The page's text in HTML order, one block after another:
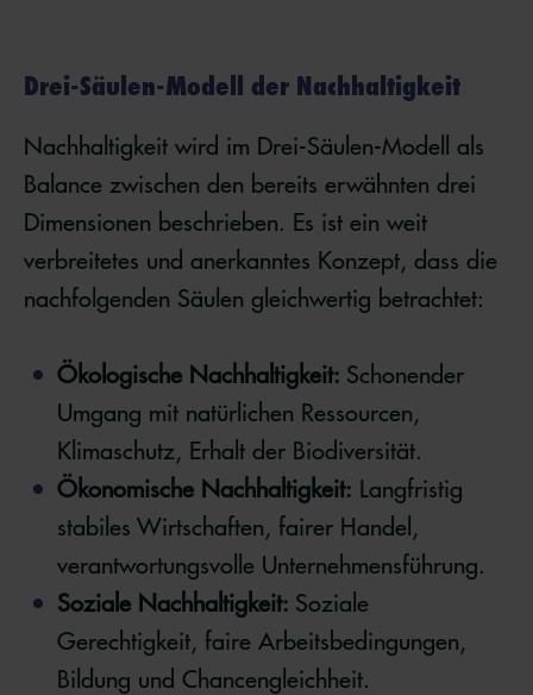
Drei-Säulen-Modell der Nachhaltigkeit
Nachhaltigkeit wird im Drei-Säulen-Modell als
Balance zwischen den bereits erwähnten drei
Dimensionen beschrieben. Es ist ein weit
verbreitetes und anerkanntes Konzept, dass die
nachfolgenden Säulen gleichwertig betrachtet:
Ökologische Nachhaltigkeit: Schonender
Umgang mit natürlichen Ressourcen,
Klimaschutz, Erhalt der Biodiversität.
Ökonomische Nachhaltigkeit: Langfristig
stabiles Wirtschaften, fairer Handel,
verantwortungsvolle Unternehmensführung.
Soziale Nachhaltigkeit: Soziale
Gerechtigkeit, faire Arbeitsbedingungen,
Bildung und Chancengleichheit.